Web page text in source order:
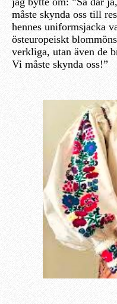
måste skynda oss till
hennes uniformsjacka
östeuropeiskt
verkliga, utan även de
Vi måste skynda oss!”